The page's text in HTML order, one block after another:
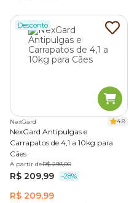
Desconto
NexGard 4.8
NexGard Antipulgas e
Carrapatos de 4,1 a 10kg para
Cães
A partir deR$ 293,00
R$ 209,99 -28%
R$ 209,99